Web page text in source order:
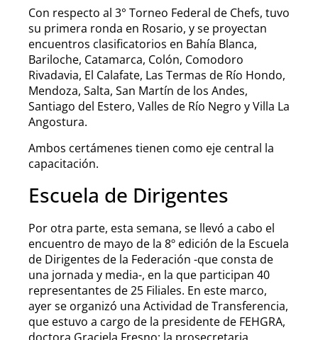
Con respecto al 3° Torneo Federal de Chefs, tuvo
su primera ronda en Rosario, y se proyectan
encuentros clasificatorios en Bahía Blanca,
Bariloche, Catamarca, Colón, Comodoro
Rivadavia, El Calafate, Las Termas de Río Hondo,
Mendoza, Salta, San Martín de los Andes,
Santiago del Estero, Valles de Río Negro y Villa La
Angostura.
Ambos certámenes tienen como eje central la
capacitación.
Escuela de Dirigentes
Por otra parte, esta semana, se llevó a cabo el
encuentro de mayo de la 8º edición de la Escuela
de Dirigentes de la Federación -que consta de
una jornada y media-, en la que participan 40
representantes de 25 Filiales. En este marco,
ayer se organizó una Actividad de Transferencia,
que estuvo a cargo de la presidente de FEHGRA,